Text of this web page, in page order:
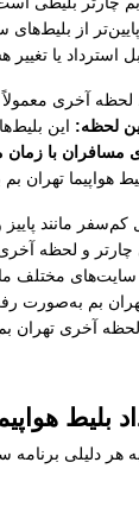
از
استرداد یا
لحظه آخری
لحظه: این
با زمان
هواپیما تهران
مانند
چارتر و لحظه
مختلف
تهران بم
آخری تهران
بلیط
دلیلی برنامه